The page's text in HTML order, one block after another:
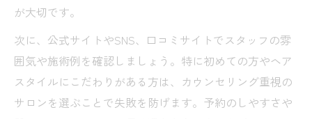
が大切です。
次に、公式サイトやSNS、口コミサイトでスタッフの雰
囲気や施術例を確認しましょう。特に初めての方やヘア
スタイルにこだわりがある方は、カウンセリング重視の
サロンを選ぶことで失敗を防げます。予約のしやすさや